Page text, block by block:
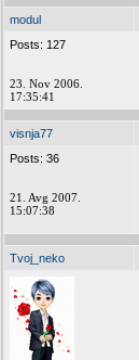
modul
Posts: 127
23. Nov 2006.
17:35:41
visnja77
Posts: 36
21. Avg 2007.
15:07:38
Tvoj_neko